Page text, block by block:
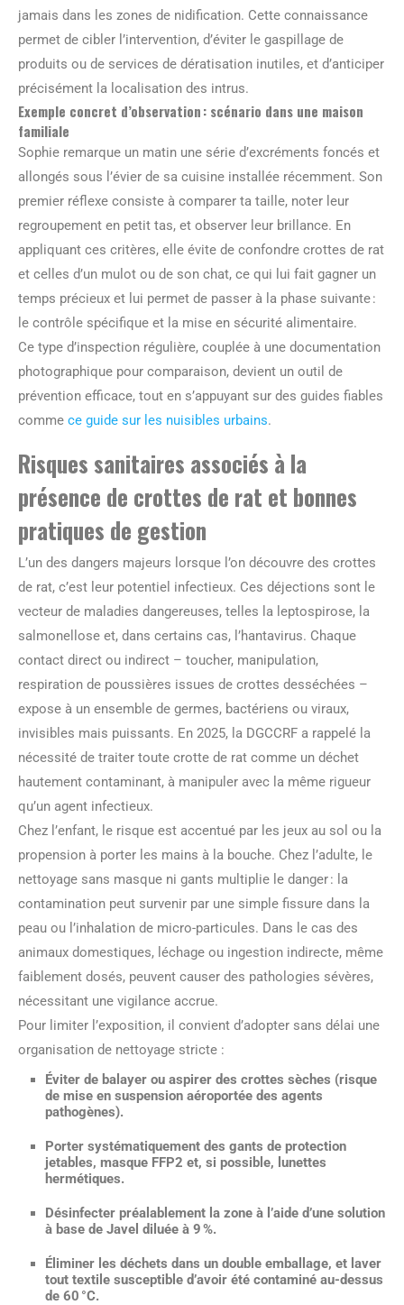
jamais dans les zones de nidification. Cette connaissance
permet de cibler l’intervention, d’éviter le gaspillage de
produits ou de services de dératisation inutiles, et d’anticiper
précisément la localisation des intrus.
Exemple concret d’observation : scénario dans une maison
familiale
Sophie remarque un matin une série d’excréments foncés et
allongés sous l’évier de sa cuisine installée récemment. Son
premier réflexe consiste à comparer ta taille, noter leur
regroupement en petit tas, et observer leur brillance. En
appliquant ces critères, elle évite de confondre crottes de rat
et celles d’un mulot ou de son chat, ce qui lui fait gagner un
temps précieux et lui permet de passer à la phase suivante :
le contrôle spécifique et la mise en sécurité alimentaire.
Ce type d’inspection régulière, couplée à une documentation
photographique pour comparaison, devient un outil de
prévention efficace, tout en s’appuyant sur des guides fiables
comme ce guide sur les nuisibles urbains.
Risques sanitaires associés à la
présence de crottes de rat et bonnes
pratiques de gestion
L’un des dangers majeurs lorsque l’on découvre des crottes
de rat, c’est leur potentiel infectieux. Ces déjections sont le
vecteur de maladies dangereuses, telles la leptospirose, la
salmonellose et, dans certains cas, l’hantavirus. Chaque
contact direct ou indirect – toucher, manipulation,
respiration de poussières issues de crottes desséchées –
expose à un ensemble de germes, bactériens ou viraux,
invisibles mais puissants. En 2025, la DGCCRF a rappelé la
nécessité de traiter toute crotte de rat comme un déchet
hautement contaminant, à manipuler avec la même rigueur
qu’un agent infectieux.
Chez l’enfant, le risque est accentué par les jeux au sol ou la
propension à porter les mains à la bouche. Chez l’adulte, le
nettoyage sans masque ni gants multiplie le danger : la
contamination peut survenir par une simple fissure dans la
peau ou l’inhalation de micro-particules. Dans le cas des
animaux domestiques, léchage ou ingestion indirecte, même
faiblement dosés, peuvent causer des pathologies sévères,
nécessitant une vigilance accrue.
Pour limiter l’exposition, il convient d’adopter sans délai une
organisation de nettoyage stricte :
Éviter de balayer ou aspirer des crottes sèches (risque
de mise en suspension aéroportée des agents
pathogènes).
Porter systématiquement des gants de protection
jetables, masque FFP2 et, si possible, lunettes
hermétiques.
Désinfecter préalablement la zone à l’aide d’une solution
à base de Javel diluée à 9 %.
Éliminer les déchets dans un double emballage, et laver
tout textile susceptible d’avoir été contaminé au-dessus
de 60 °C.